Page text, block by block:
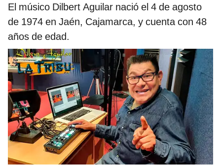
El músico Dilbert Aguilar nació el 4 de agosto
de 1974 en Jaén, Cajamarca, y cuenta con 48
años de edad.